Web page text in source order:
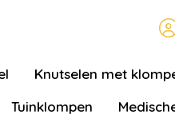
Knutselen met
Tuinklompen